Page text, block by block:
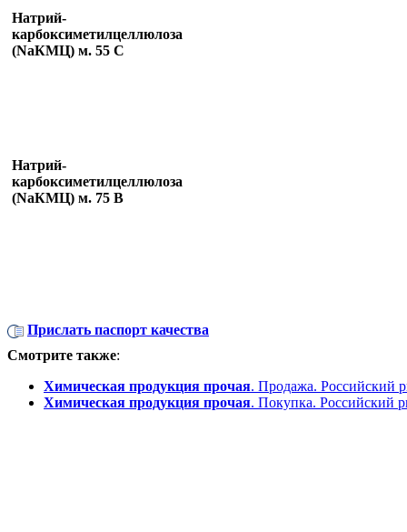
Натрий-
карбоксиметилцеллюлоза
(NaКМЦ) м. 55 С
Натрий-
карбоксиметилцеллюлоза
(NaКМЦ) м. 75 В
Прислать паспорт качества
Смотрите также:
Химическая продукция прочая. Продажа. Российский
Химическая продукция прочая. Покупка. Российский